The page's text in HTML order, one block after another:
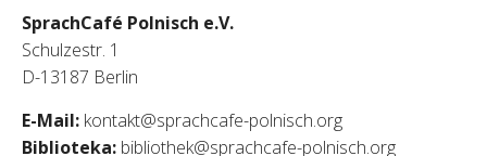
SprachCafé Polnisch e.V.
Schulzestr. 1
D-13187 Berlin
E-Mail: kontakt@sprachcafe-polnisch.org
Biblioteka: bibliothek@sprachcafe-polnisch.org